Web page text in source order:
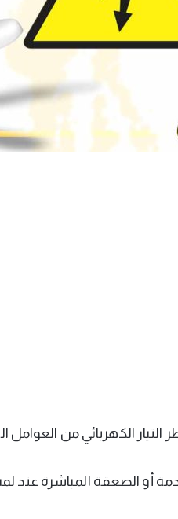
التيار الكهربائي من
أو الصعقة المباشرة